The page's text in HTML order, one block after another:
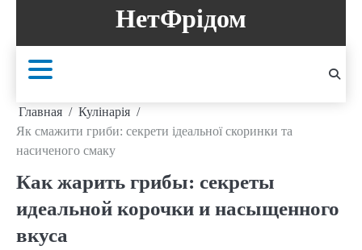
содержанию
НетФрідом
Главная
Кулінарія
Як смажити гриби: секрети ідеальної скоринки та
насиченого смаку
Как жарить грибы: секреты
идеальной корочки и насыщенного
вкуса